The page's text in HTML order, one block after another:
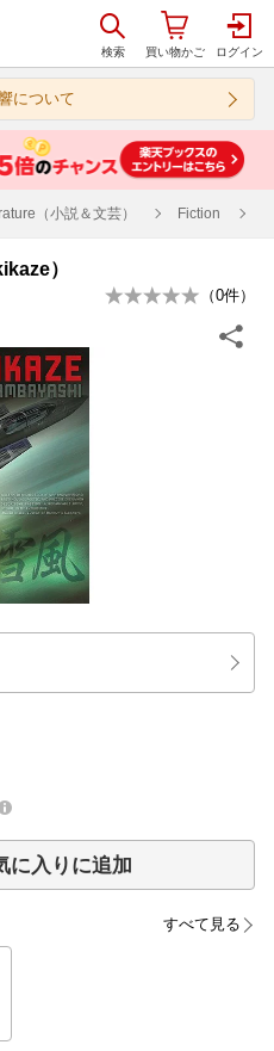
について
（小説＆文芸） Fiction
）
（0件）
に入りに追加
すべて見る